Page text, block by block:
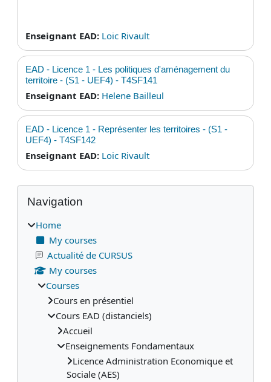
Enseignant EAD: Loic Rivault
EAD - Licence 1 - Les politiques d'aménagement du
territoire - (S1 - UEF4) - T4SF141
Enseignant EAD: Helene Bailleul
EAD - Licence 1 - Représenter les territoires - (S1 -
UEF4) - T4SF142
Enseignant EAD: Loic Rivault
Blocks
Skip Navigation
Navigation
Home
My courses
Actualité de CURSUS
My courses
Courses
Cours en présentiel
Cours EAD (distanciels)
Accueil
Enseignements Fondamentaux
Licence Administration Economique et
Sociale (AES)